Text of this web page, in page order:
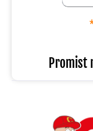
mop
cantidad
Promist